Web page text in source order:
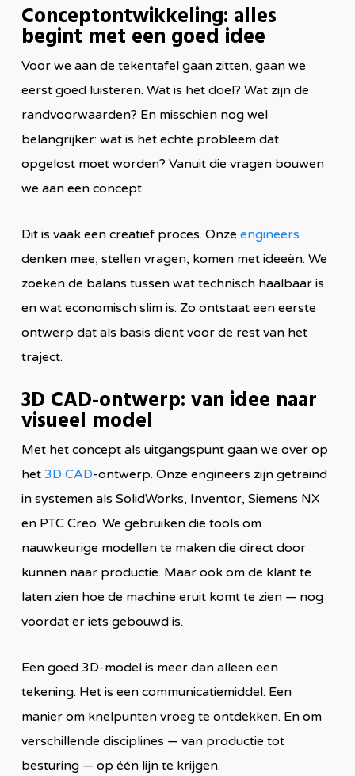
Conceptontwikkeling: alles
begint met een goed idee
Voor we aan de tekentafel gaan zitten, gaan we
eerst goed luisteren. Wat is het doel? Wat zijn de
randvoorwaarden? En misschien nog wel
belangrijker: wat is het echte probleem dat
opgelost moet worden? Vanuit die vragen bouwen
we aan een concept.
Dit is vaak een creatief proces. Onze engineers
denken mee, stellen vragen, komen met ideeën. We
zoeken de balans tussen wat technisch haalbaar is
en wat economisch slim is. Zo ontstaat een eerste
ontwerp dat als basis dient voor de rest van het
traject.
3D CAD-ontwerp: van idee naar
visueel model
Met het concept als uitgangspunt gaan we over op
het 3D CAD-ontwerp. Onze engineers zijn getraind
in systemen als SolidWorks, Inventor, Siemens NX
en PTC Creo. We gebruiken die tools om
nauwkeurige modellen te maken die direct door
kunnen naar productie. Maar ook om de klant te
laten zien hoe de machine eruit komt te zien — nog
voordat er iets gebouwd is.
Een goed 3D-model is meer dan alleen een
tekening. Het is een communicatiemiddel. Een
manier om knelpunten vroeg te ontdekken. En om
verschillende disciplines — van productie tot
besturing — op één lijn te krijgen.